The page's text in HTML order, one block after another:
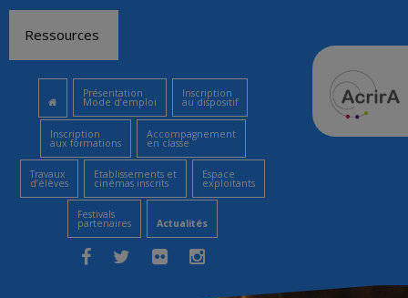
contenu
Ressources
Présentation
Mode d’emploi
Inscription
au dispositif
Inscription
aux formations
Accompagnement
en classe
Travaux
d’élèves
Etablissements et
cinémas inscrits
Espace
exploitants
Festivals
partenaires Actualités